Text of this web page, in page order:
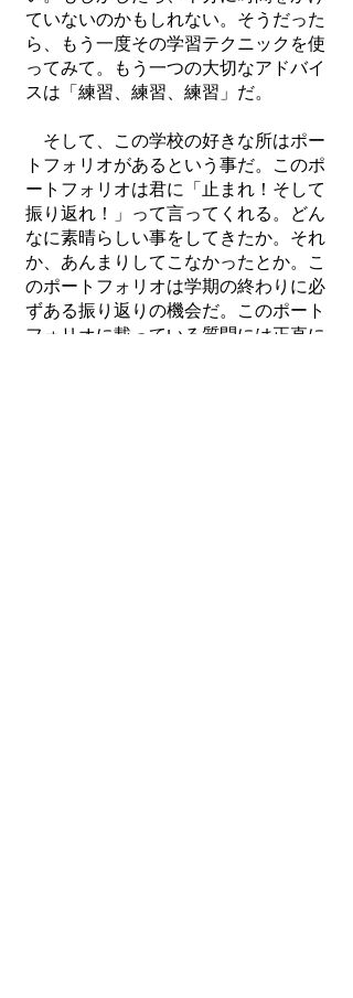
ていないのかもしれない。そうだった
ら、もう一度その学習テクニックを使
ってみて。もう一つの大切なアドバイ
スは「練習、練習、練習」だ。
そして、この学校の好きな所はポー
トフォリオがあるという事だ。このポ
ートフォリオは君に「止まれ！そして
振り返れ！」って言ってくれる。どん
なに素晴らしい事をしてきたか。それ
か、あんまりしてこなかったとか。こ
のポートフォリオは学期の終わりに必
ずある振り返りの機会だ。このポート
フォリオに載っている質問には正直に